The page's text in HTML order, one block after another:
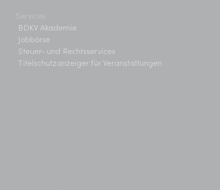
Services
BDKV Akademie
Jobbörse
Steuer- und Rechtsservices
Titelschutzanzeiger für Veranstaltungen